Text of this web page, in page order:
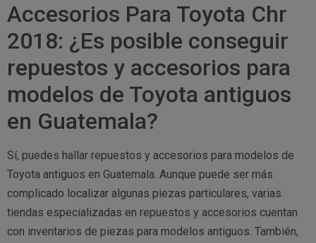
Accesorios Para Toyota Chr
2018: ¿Es posible conseguir
repuestos y accesorios para
modelos de Toyota antiguos
en Guatemala?
Sí, puedes hallar repuestos y accesorios para modelos de
Toyota antiguos en Guatemala. Aunque puede ser más
complicado localizar algunas piezas particulares, varias
tiendas especializadas en repuestos y accesorios cuentan
con inventarios de piezas para modelos antiguos. También,